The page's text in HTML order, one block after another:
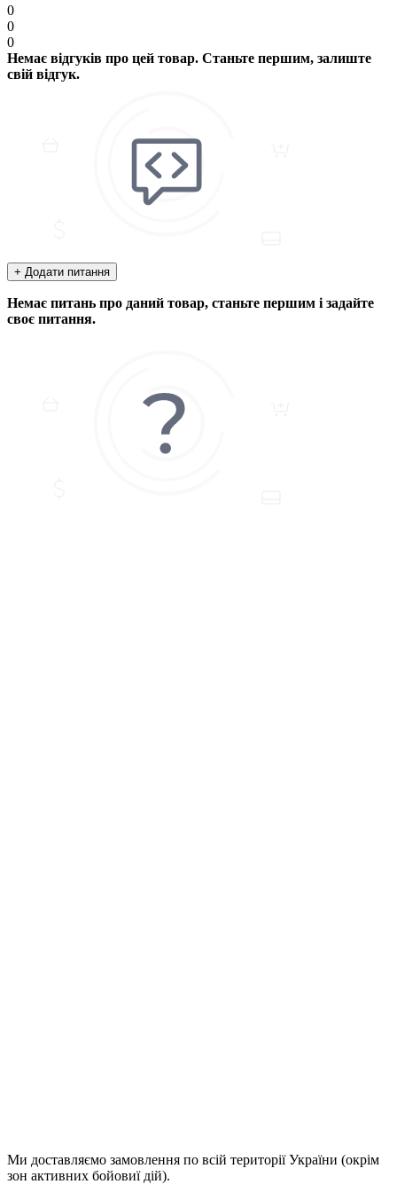
0
0
0
Немає відгуків про цей товар. Станьте першим, залиште
свій відгук.
+ Додати питання
Немає питань про даний товар, станьте першим і задайте
своє питання.
Ми доставляємо замовлення по всій території України (окрім
зон активних бойовиї дій).